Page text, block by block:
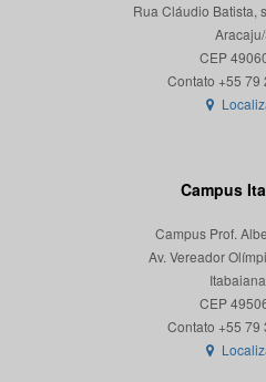
Rua Cláudio Batista,
CEP
Campus
Campus Prof.
Av. Vereador
CEP